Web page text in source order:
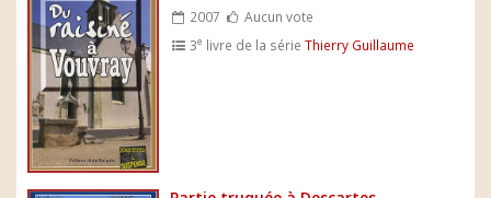
2007
Aucun vote
3e livre de la sérieThierry Guillaume